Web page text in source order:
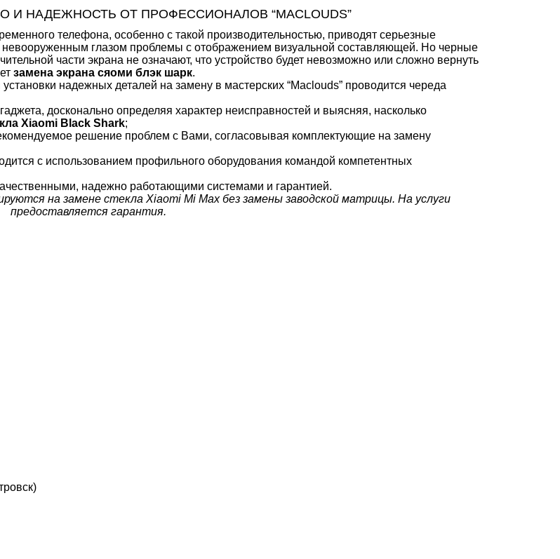
И НАДЕЖНОСТЬ ОТ ПРОФЕССИОНАЛОВ “MACLOUDS”
телефона, особенно с такой производительностью, приводят серьезные
глазом проблемы с отображением визуальной составляющей. Но черные
части экрана не означают, что устройство будет невозможно или сложно вернуть
замена экрана сяоми блэк шарк.
надежных деталей на замену в мастерских “Maclouds” проводится череда
досконально определяя характер неисправностей и выясняя, насколько
Xiaomi Black Shark;
решение проблем с Вами, согласовывая комплектующие на замену
с использованием профильного оборудования командой компетентных
надежно работающими системами и гарантией.
на замене стекла Xiaomi Mi Max без замены заводской матрицы. На услуги
предоставляется гарантия.